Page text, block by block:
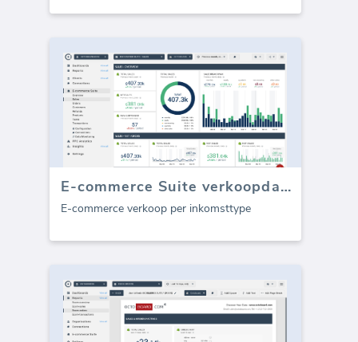
E-commerce Suite verkoopdashboard
E-commerce verkoop per inkomsttype